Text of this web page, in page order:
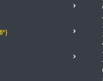
“A INDASA
clientes a
de melhoria
processo de